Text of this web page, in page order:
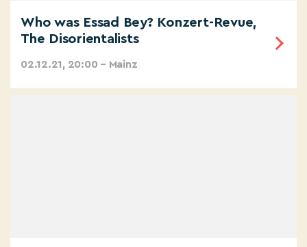
Who was Essad Bey? Konzert-Revue,
The Disorientalists
02.12.21, 20:00 – Mainz